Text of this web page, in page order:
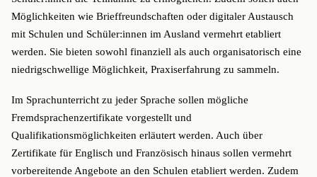
Möglichkeiten wie Brieffreundschaften oder digitaler Austausch
mit Schulen und Schüler:innen im Ausland vermehrt etabliert
werden. Sie bieten sowohl finanziell als auch organisatorisch eine
niedrigschwellige Möglichkeit, Praxiserfahrung zu sammeln.
Im Sprachunterricht zu jeder Sprache sollen mögliche
Fremdsprachenzertifikate vorgestellt und
Qualifikationsmöglichkeiten erläutert werden. Auch über
Zertifikate für Englisch und Französisch hinaus sollen vermehrt
vorbereitende Angebote an den Schulen etabliert werden. Zudem